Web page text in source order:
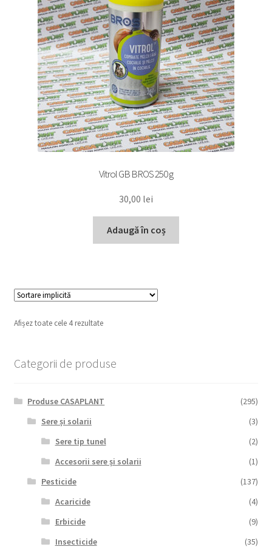
Vitrol GB BROS 250 g
30,00 lei
Adaugă în coș
Afișez toate cele 4 rezultate
Categorii de produse
Produse CASAPLANT
(295)
Sere și solarii
(3)
Sere tip tunel
(2)
Accesorii sere și solarii
(1)
Pesticide
(137)
Acaricide
(4)
Erbicide
(9)
Insecticide
(35)